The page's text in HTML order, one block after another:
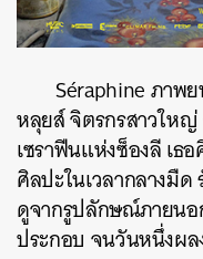
Séraphine ภาพย
หลุยส์ จิตรกรสาวให
เซราฟีนแห่งซ็องลี เธ
ศิลปะในเวลากลางมื
ดูจากรูปลักษณ์ภายนอ
ประกอบ จนวันหนึ่งผ